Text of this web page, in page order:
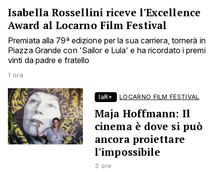
Isabella Rossellini riceve l'Excellence
Award al Locarno Film Festival
Premiata alla 79ª edizione per la sua carriera, tornerà in
Piazza Grande con 'Sailor e Lula' e ha ricordato i premi
vinti da padre e fratello
1 ora
laR+ LOCARNO FILM FESTIVAL
Maja Hoffmann: Il
cinema è dove si può
ancora proiettare
l'impossibile
3 ore